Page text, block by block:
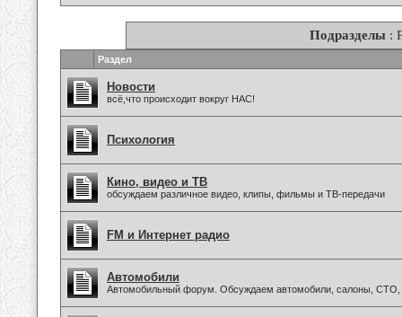
Подразделы :
Раздел
Новости
всё,что происходит вокруг НАС!
Психология
Кино, видео и ТВ
обсуждаем различное видео, клипы, фильмы и ТВ-передачи
FM и Интернет радио
Автомобили
Автомобильный форум. Обсуждаем автомобили, салоны, СТО,